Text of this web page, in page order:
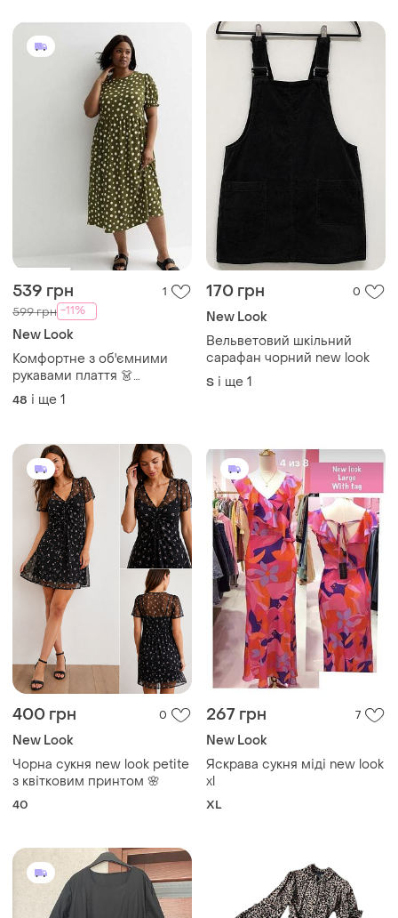
539 грн 1
599 грн -11%
New Look
Комфортне з об'ємними
рукавами плаття 👗
великого розміру
48 і ще 1
170 грн 0
New Look
Вельветовий шкільний
сарафан чорний new look
S і ще 1
400 грн 0
New Look
Чорна сукня new look petite
з квітковим принтом 🌸
40
267 грн 7
New Look
Яскрава сукня міді new look
xl
XL